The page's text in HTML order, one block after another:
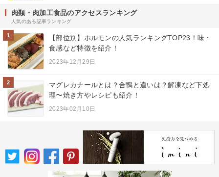
肉類・肉加工食品のアクセスランキング
人気のある記事ランキング
1
【部位別】ホルモンの人気ランキングTOP23！味・
食感など特徴を紹介！
2023年12月29日
2
マグレカナールとは？合鴨と違いは？解凍など下処
理〜焼き方やレシピも紹介！
2023年02月10日